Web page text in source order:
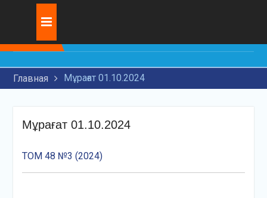
to
Журнал:
ТОЗУҒА ТӨЗІМДІ
АРНАЛҒАН ЗАМАНАУИ
ТЕХНОЛОГИЯЛАРДЫ
ЖӘНЕ ҚҰҚЫҚТЫҚ
ТЕМІР ЖОЛ ТРАНЗИТТІК
КӨЛІГІНІҢ
ИННОВАЦИЯЛЫҚ ДАМУЫ
Главная Мұрағат 01.10.2024
Мұрағат 01.10.2024
ТОМ 48 №3 (2024)